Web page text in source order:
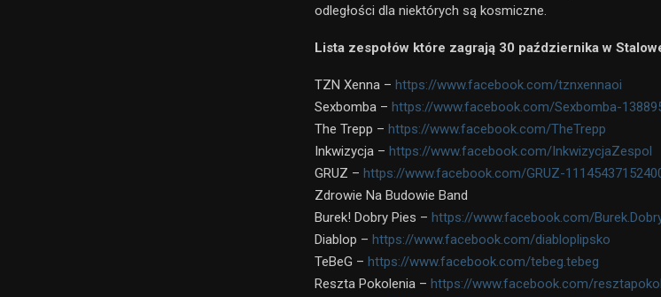
odległości dla niektórych są kosmiczne.
Lista zespołów które zagrają 30 października w
TZN Xenna – https://www.facebook.com/tznxennaoi
Sexbomba – https://www.facebook.com/Sexbomba-
The Trepp – https://www.facebook.com/TheTrepp
Inkwizycja – https://www.facebook.com/InkwizycjaZespol
GRUZ – https://www.facebook.com/GRUZ-
Zdrowie Na Budowie Band
Burek! Dobry Pies – https://www.facebook.com/
Diablop – https://www.facebook.com/diabloplipsko
TeBeG – https://www.facebook.com/tebeg.tebeg
Reszta Pokolenia – https://www.facebook.com/